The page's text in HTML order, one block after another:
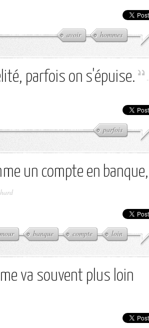
avoir hommes
parfois on s'épuise.
-
parfois
un compte en banque,
banque compte loin
va souvent plus loin